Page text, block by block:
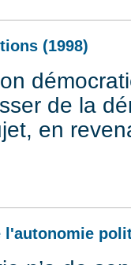
(1998)
de la
en